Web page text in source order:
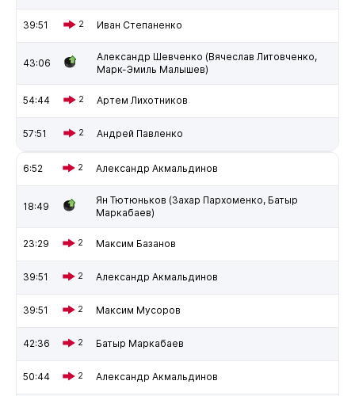
39:51 2 Иван Степаненко
43:06
Александр Шевченко (Вячеслав Литовченко,
Марк-Эмиль Малышев)
54:44 2 Артем Лихотников
57:51 2 Андрей Павленко
6:52 2 Александр Акмальдинов
18:49
Ян Тютюньков (Захар Пархоменко, Батыр
Маркабаев)
23:29 2 Максим Базанов
39:51 2 Александр Акмальдинов
39:51 2 Максим Мусоров
42:36 2 Батыр Маркабаев
50:44 2 Александр Акмальдинов